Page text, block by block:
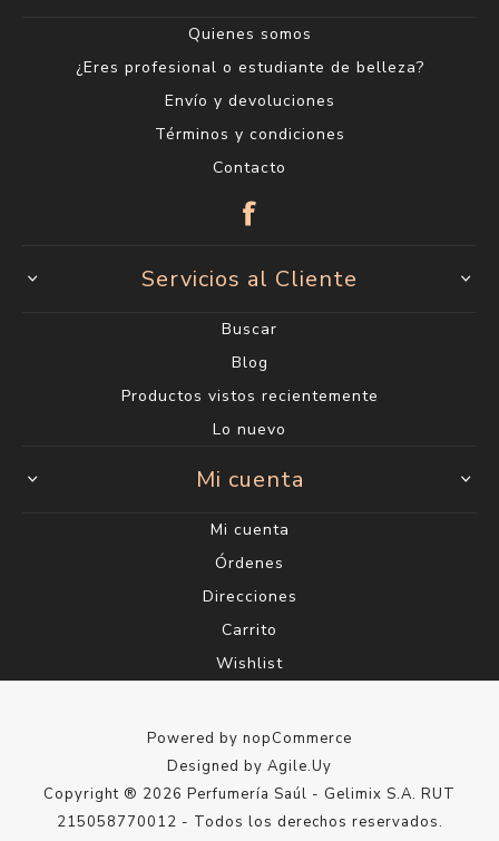
Quienes somos
¿Eres profesional o estudiante de belleza?
Envío y devoluciones
Términos y condiciones
Contacto
Servicios al Cliente
Buscar
Blog
Productos vistos recientemente
Lo nuevo
Mi cuenta
Mi cuenta
Órdenes
Direcciones
Carrito
Wishlist
Powered by nopCommerce
Designed by Agile.Uy
Copyright ® 2026 Perfumería Saúl - Gelimix S.A. RUT
215058770012 - Todos los derechos reservados.